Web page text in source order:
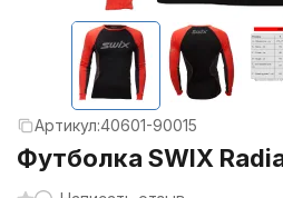
Артикул:40601-90015
Футболка SWIX